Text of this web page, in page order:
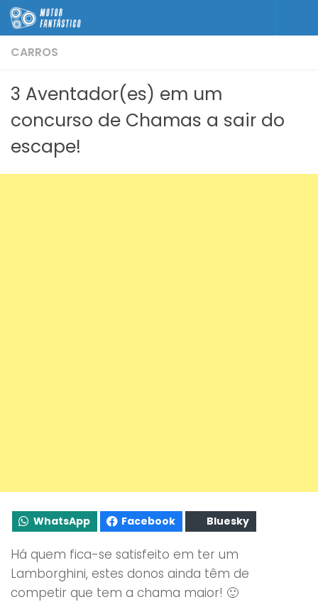
Skip to content
CARROS
3 Aventador(es) em um
concurso de Chamas a sair do
escape!
WhatsApp Facebook Bluesky
Há quem fica-se satisfeito em ter um
Lamborghini, estes donos ainda têm de
competir que tem a chama maior! 🙂